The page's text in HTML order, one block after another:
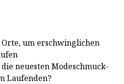
um erschwinglichen
neuesten Modeschmuck-
Laufenden?